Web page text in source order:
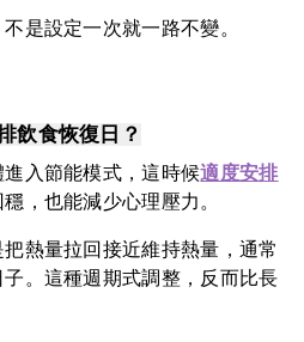
是設定一次就一路不變。
飲食恢復日？
入節能模式，這時候適度安排
，也能減少心理壓力。
熱量拉回接近維持熱量，通常
。這種週期式調整，反而比長